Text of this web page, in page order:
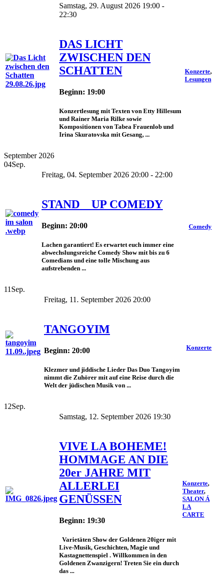
Samstag, 29. August 2026 19:00 -
22:30
DAS LICHT
ZWISCHEN DEN
SCHATTEN
Beginn: 19:00
Konzertlesung mit Texten von Etty Hillesum
und Rainer Maria Rilke sowie
Kompositionen von Tabea Frauenlob und
Irina Skuratovska mit Gesang, ...
Konzerte,
Lesungen
September 2026
04Sep.
Freitag, 04. September 2026 20:00 - 22:00
STAND _ UP COMEDY
Beginn: 20:00
Lachen garantiert! Es erwartet euch immer eine
abwechslungsreiche Comedy Show mit bis zu 6
Comedians und eine tolle Mischung aus
aufstrebenden ...
Comedy
11 Sep.
Freitag, 11. September 2026 20:00
TANGOYIM
Beginn: 20:00
Klezmer und jiddische Lieder Das Duo Tangoyim
nimmt die Zuhörer mit auf eine Reise durch die
Welt der jüdischen Musik von ...
Konzerte
12Sep.
Samstag, 12. September 2026 19:30
VIVE LA BOHEME!
HOMMAGE AN DIE
20er JAHRE MIT
ALLERLEI
GENÜSSEN
Beginn: 19:30
Varietäten Show der Goldenen 20iger mit
Live-Musik, Geschichten, Magie und
Kastagnettenspiel . Willkommen in den
Goldenen Zwanzigern! Treten Sie ein durch
das ...
Konzerte,
Theater,
SALON Á
LA
CARTE